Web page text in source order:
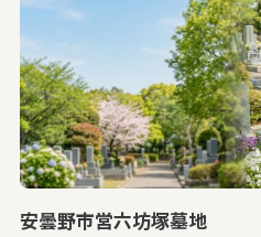
安曇野市営六坊塚墓地